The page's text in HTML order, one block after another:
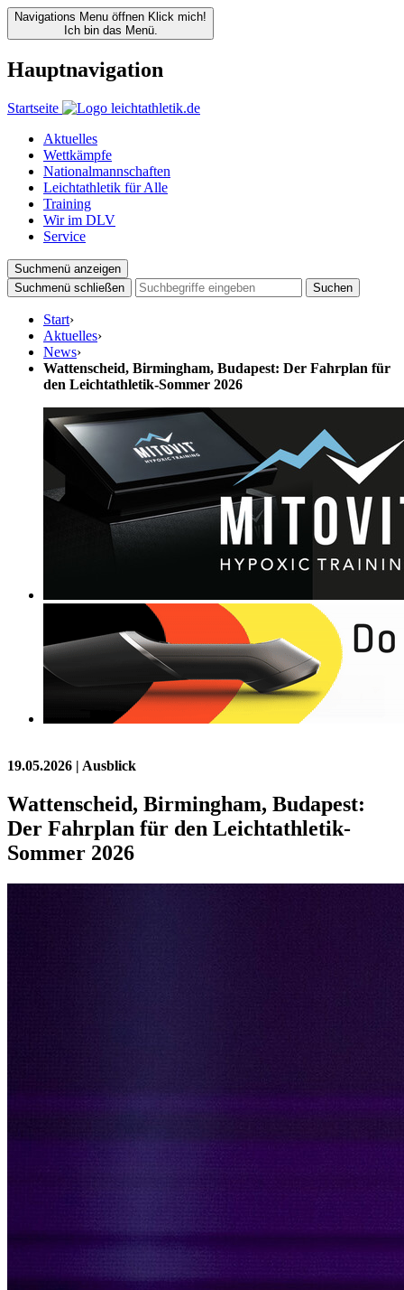
Navigations Menu öffnen Klick mich!
Ich bin das Menü.
Hauptnavigation
Startseite
Aktuelles
Wettkämpfe
Nationalmannschaften
Leichtathletik für Alle
Training
Wir im DLV
Service
Suchmenü anzeigen
Suchmenü schließen
Suchen
Start›
Aktuelles›
News›
Wattenscheid, Birmingham, Budapest: Der Fahrplan für
den Leichtathletik-Sommer 2026
19.05.2026 | Ausblick
Wattenscheid, Birmingham, Budapest:
Der Fahrplan für den Leichtathletik-
Sommer 2026